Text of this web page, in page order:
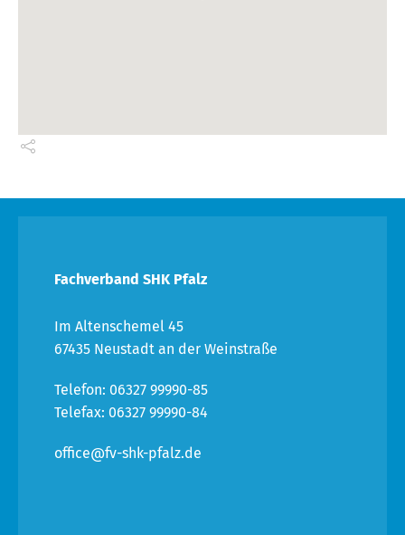
Fachverband SHK Pfalz
Im Altenschemel 45
67435 Neustadt an der Weinstraße
Telefon: 06327 99990-85
Telefax: 06327 99990-84
office@fv-shk-pfalz.de